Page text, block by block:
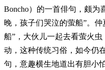
Boncho）的一首俳句，颇为
晚，孩子们哭泣的萤船”。
船”，大伙儿一起去看萤火
动，这种传统习俗，如今仍
句，意趣横生地道出有胆小